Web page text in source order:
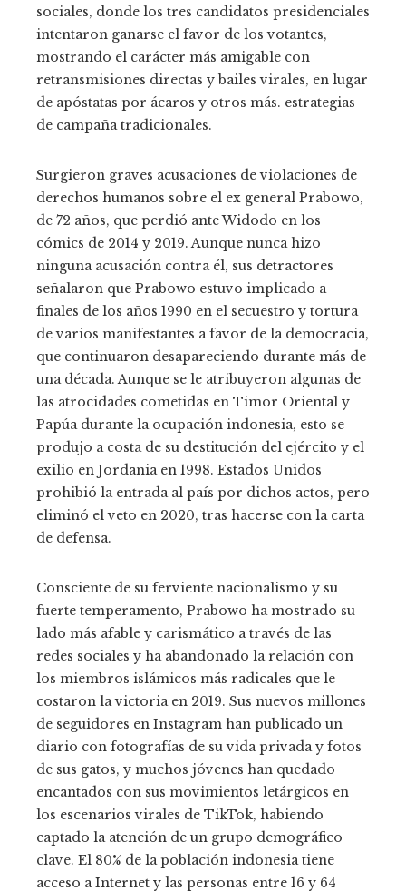
sociales, donde los tres candidatos presidenciales
intentaron ganarse el favor de los votantes,
mostrando el carácter más amigable con
retransmisiones directas y bailes virales, en lugar
de apóstatas por ácaros y otros más. estrategias
de campaña tradicionales.
Surgieron graves acusaciones de violaciones de
derechos humanos sobre el ex general Prabowo,
de 72 años, que perdió ante Widodo en los
cómics de 2014 y 2019. Aunque nunca hizo
ninguna acusación contra él, sus detractores
señalaron que Prabowo estuvo implicado a
finales de los años 1990 en el secuestro y tortura
de varios manifestantes a favor de la democracia,
que continuaron desapareciendo durante más de
una década. Aunque se le atribuyeron algunas de
las atrocidades cometidas en Timor Oriental y
Papúa durante la ocupación indonesia, esto se
produjo a costa de su destitución del ejército y el
exilio en Jordania en 1998. Estados Unidos
prohibió la entrada al país por dichos actos, pero
eliminó el veto en 2020, tras hacerse con la carta
de defensa.
Consciente de su ferviente nacionalismo y su
fuerte temperamento, Prabowo ha mostrado su
lado más afable y carismático a través de las
redes sociales y ha abandonado la relación con
los miembros islámicos más radicales que le
costaron la victoria en 2019. Sus nuevos millones
de seguidores en Instagram han publicado un
diario con fotografías de su vida privada y fotos
de sus gatos, y muchos jóvenes han quedado
encantados con sus movimientos letárgicos en
los escenarios virales de TikTok, habiendo
captado la atención de un grupo demográfico
clave. El 80% de la población indonesia tiene
acceso a Internet y las personas entre 16 y 64